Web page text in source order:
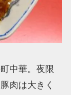
中華。夜限
肉は大きく